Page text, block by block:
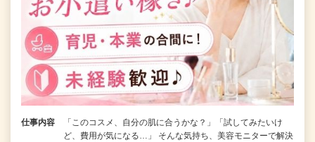
仕事内容
「このコスメ、自分の肌に合うかな？」「試してみたいけ
ど、費用が気になる…」 そんな気持ち、美容モニターで解決